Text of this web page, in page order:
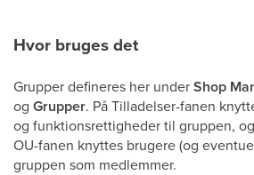
Hvor bruges det
Grupper defineres her underShop
og Grupper. På Tilladelser-fanen
og funktionsrettigheder til gruppen,
OU-fanen knyttes brugere (og
gruppen som medlemmer.